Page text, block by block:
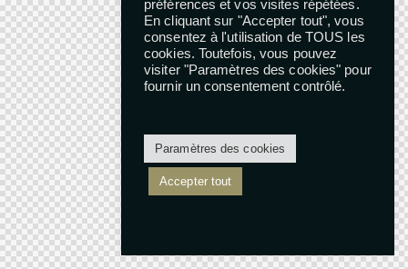
préférences et vos visites répétées.
En cliquant sur "Accepter tout", vous
consentez à l'utilisation de TOUS les
cookies. Toutefois, vous pouvez
visiter "Paramètres des cookies" pour
fournir un consentement contrôlé.
Paramètres des cookies
Accepter tout